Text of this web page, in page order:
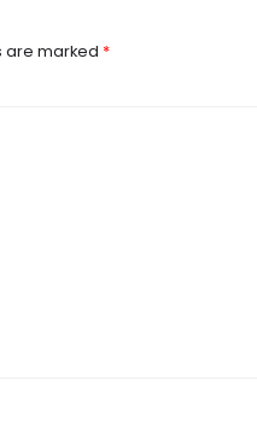
are marked *